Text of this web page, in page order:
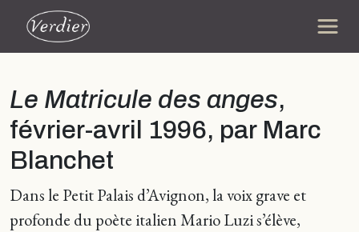
Le Matricule des anges,
février-avril 1996, par Marc
Blanchet
Dans le Petit Palais d’Avignon, la voix grave et
profonde du poète italien Mario Luzi s’élève,